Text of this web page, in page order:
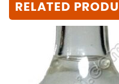
RELATED